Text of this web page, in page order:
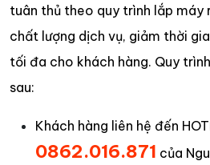
tuân thủ theo quy trình lắp máy
chất lượng dịch vụ, giảm thời
tối đa cho khách hàng. Quy
sau:
Khách hàng liên hệ đến
0862.016.871 của